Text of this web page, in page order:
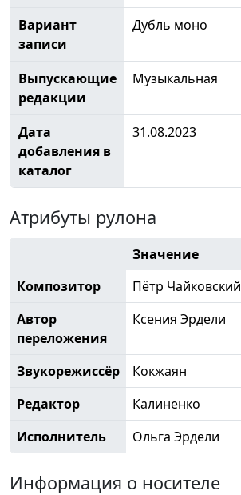
Вариант
записи
Дубль моно
Выпускающие
редакции
Музыкальная
Дата
добавления в
каталог
31.08.2023
Атрибуты рулона
Значение
Композитор
Пётр Чайковский
Автор
переложения
Ксения Эрдели
Звукорежиссёр Кокжаян
Редактор
Калиненко
Исполнитель
Ольга Эрдели
Информация о носителе